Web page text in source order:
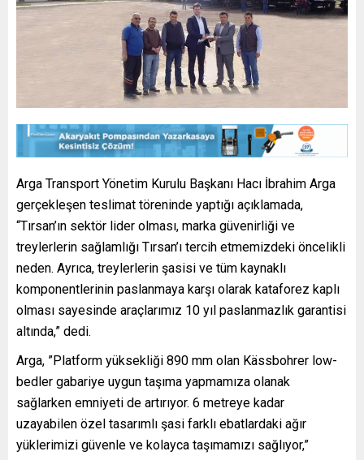
Arga Transport Yönetim Kurulu Başkanı Hacı İbrahim Arga
gerçekleşen teslimat töreninde yaptığı açıklamada,
“Tırsan’ın sektör lider olması, marka güvenirliği ve
treylerlerin sağlamlığı Tırsan’ı tercih etmemizdeki öncelikli
neden. Ayrıca, treylerlerin şasisi ve tüm kaynaklı
komponentlerinin paslanmaya karşı olarak kataforez kaplı
olması sayesinde araçlarımız 10 yıl paslanmazlık garantisi
altında,” dedi.
Arga, ”Platform yüksekliği 890 mm olan Kässbohrer low-
bedler gabariye uygun taşıma yapmamıza olanak
sağlarken emniyeti de artırıyor. 6 metreye kadar
uzayabilen özel tasarımlı şasi farklı ebatlardaki ağır
yüklerimizi güvenle ve kolayca taşımamızı sağlıyor,”